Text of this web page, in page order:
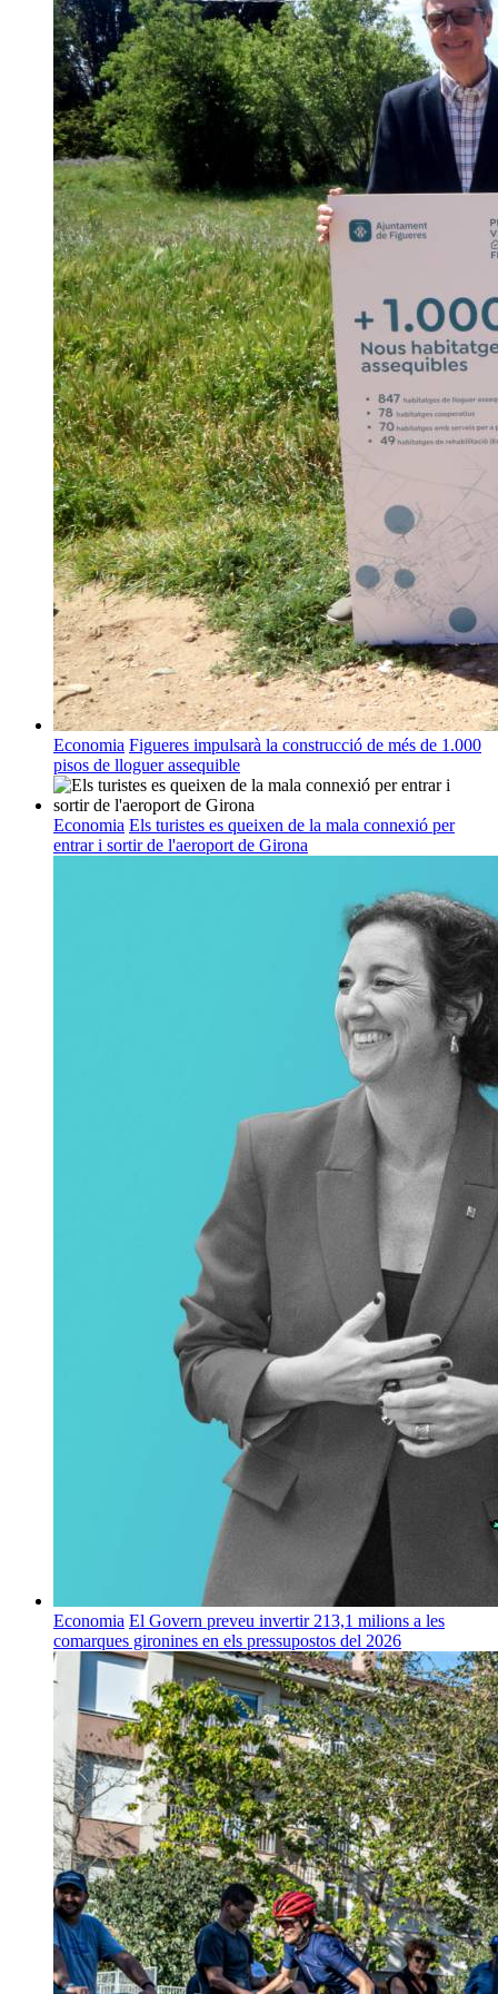
Economia Figueres impulsarà la construcció de més de 1.000
pisos de lloguer assequible
Economia Els turistes es queixen de la mala connexió per
entrar i sortir de l'aeroport de Girona
Economia El Govern preveu invertir 213,1 milions a les
comarques gironines en els pressupostos del 2026